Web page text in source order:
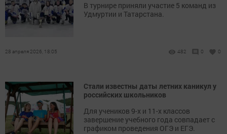
В турнире приняли участие 5 команд из
Удмуртии и Татарстана.
28 апреля 2026, 18:05 482 0 0
Стали известны даты летних каникул у
российских школьников
Для учеников 9-х и 11-х классов
завершение учебного года совпадает с
графиком проведения ОГЭ и ЕГЭ.